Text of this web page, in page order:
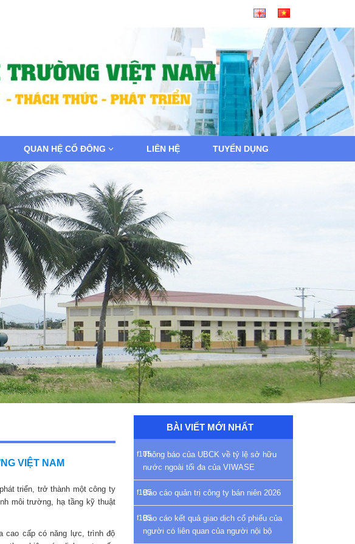
QUAN HỆ CỔ ĐÔNG LIÊN HỆ TUYỂN DỤNG
VIỆT NAM
triển, trở thành một công ty
môi trường, hạ tầng kỹ thuật
cao cấp có năng lực, trình độ
BÀI VIẾT MỚI NHẤT
Thông báo của UBCK về tỷ lệ sở hữu
nước ngoài tối đa của VIWASE
Báo cáo quản trị công ty bán niên 2026
Báo cáo kết quả giao dịch cổ phiếu của
người có liên quan của người nội bộ